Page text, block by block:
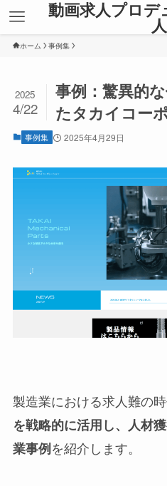
動画求人プロデ
人
ホーム 事例集
事例：驚異的
たタカイコー
2025
4/22
事例集 2025年4月29日
製造業における求人難の時
を戦略的に活用し、人材
業事例を紹介します。